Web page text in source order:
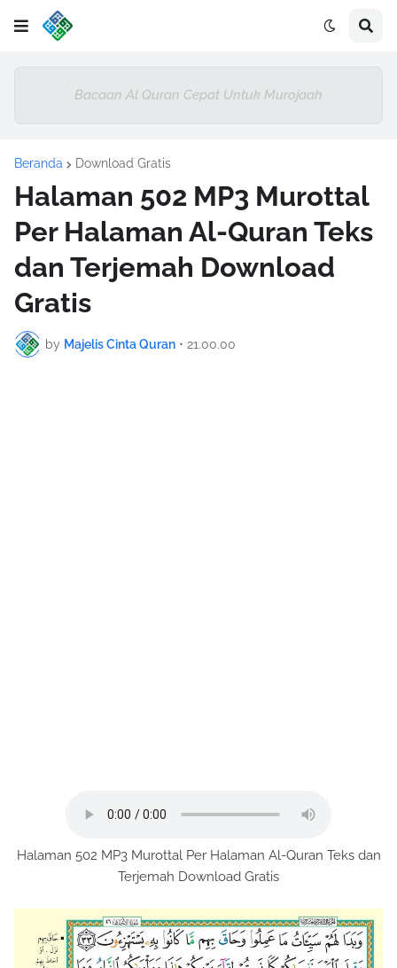
Bacaan Al Quran Cepat Untuk Murojaah
Beranda Download Gratis
Halaman 502 MP3 Murottal
Per Halaman Al-Quran Teks
dan Terjemah Download
Gratis
by Majelis Cinta Quran • 21.00.00
Halaman 502 MP3 Murottal Per Halaman Al-Quran Teks dan
Terjemah Download Gratis